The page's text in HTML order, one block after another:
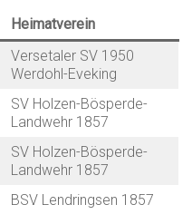
Heimatverein
Versetaler SV 1950
Werdohl-Eveking
SV Holzen-Bösperde-
Landwehr 1857
SV Holzen-Bösperde-
Landwehr 1857
BSV Lendringsen 1857